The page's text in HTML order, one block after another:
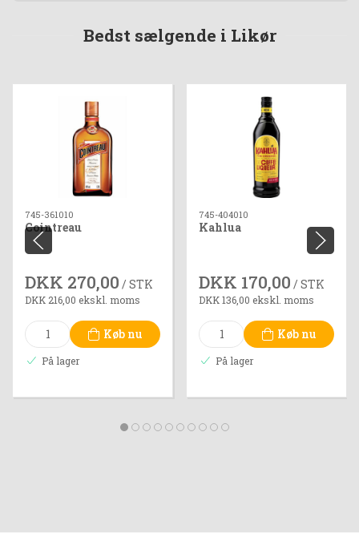
Bedst sælgende i Likør
745-361010
Cointreau
DKK 270,00 / STK
DKK 216,00 ekskl. moms
Køb nu
På lager
745-404010
Kahlua
DKK 170,00 / STK
DKK 136,00 ekskl. moms
Køb nu
På lager